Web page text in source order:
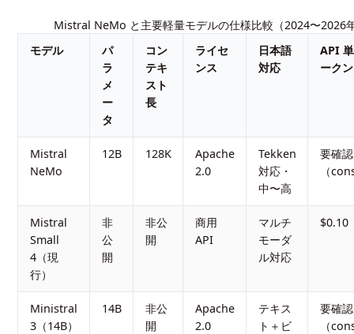
Mistral NeMo と主要軽量モデルの仕様比較（2024〜2026
モデル
パ
ラ
メ
ー
タ
コン
テキ
スト
長
ライセ
ンス
日本語
対応
API
ーク
Mistral
NeMo
12B 128K
Apache
2.0
Tekken
対応・
中〜高
要確認
（
Mistral
Small
4（現
行）
非
公
開
非公
開
商用
API
マルチ
モーダ
ル対応
$0.10
Ministral
3（14B）
14B
非公
開
Apache
2.0
テキス
ト＋ビ
要確認
（